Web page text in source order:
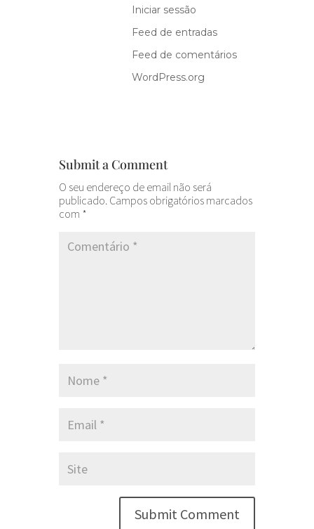
Iniciar sessão
Feed de entradas
Feed de comentários
WordPress.org
Submit a Comment
O seu endereço de email não será
publicado. Campos obrigatórios marcados
com *